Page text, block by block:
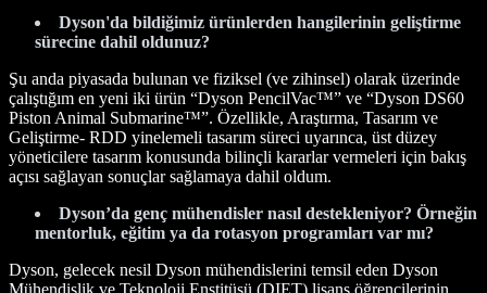
Dyson'da bildiğimiz ürünlerden hangilerinin geliştirme
sürecine dahil oldunuz?
Şu anda piyasada bulunan ve fiziksel (ve zihinsel) olarak üzerinde
çalıştığım en yeni iki ürün “Dyson PencilVac™” ve “Dyson DS60
Piston Animal Submarine™”. Özellikle, Araştırma, Tasarım ve
Geliştirme- RDD yinelemeli tasarım süreci uyarınca, üst düzey
yöneticilere tasarım konusunda bilinçli kararlar vermeleri için bakış
açısı sağlayan sonuçlar sağlamaya dahil oldum.
Dyson’da genç mühendisler nasıl destekleniyor? Örneğin
mentorluk, eğitim ya da rotasyon programları var mı?
Dyson, gelecek nesil Dyson mühendislerini temsil eden Dyson
Mühendislik ve Teknoloji Enstitüsü (DIET) lisans öğrencilerinin